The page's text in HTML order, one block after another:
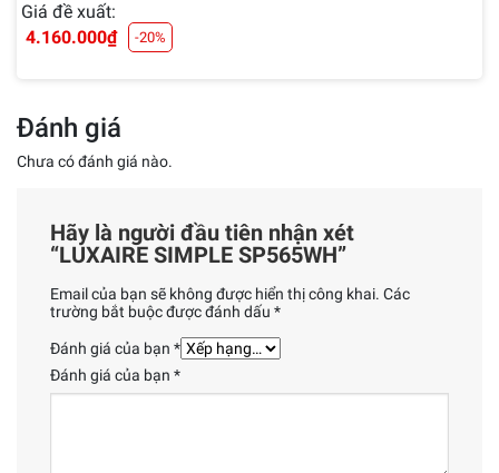
Giá đề xuất:
4.160.000₫ -20%
Đánh giá
Chưa có đánh giá nào.
Hãy là người đầu tiên nhận xét
“LUXAIRE SIMPLE SP565WH”
Email của bạn sẽ không được hiển thị công khai. Các
trường bắt buộc được đánh dấu *
Đánh giá của bạn *
Đánh giá của bạn *